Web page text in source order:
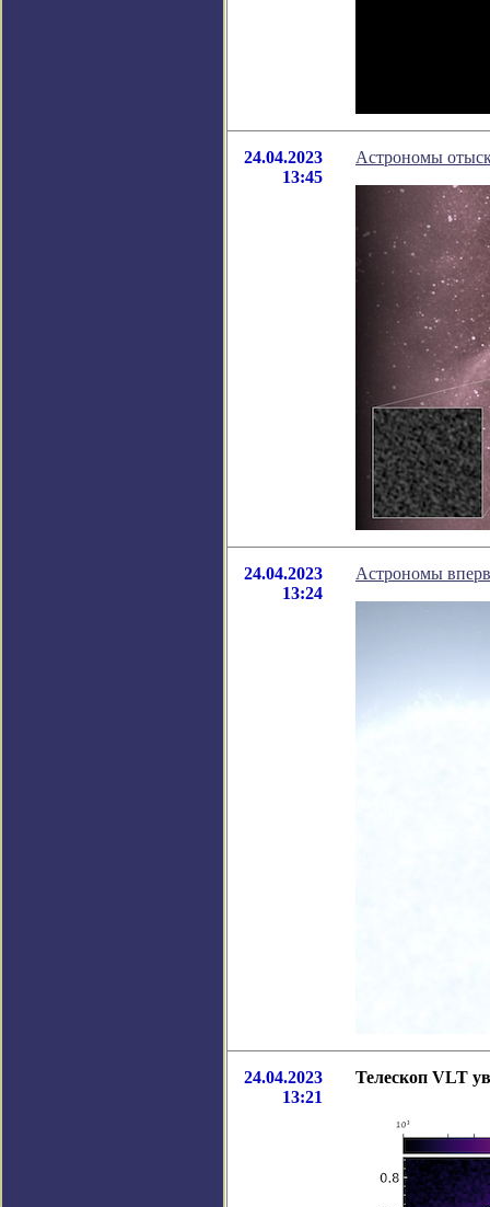
24.04.2023
13:45
Астрономы
24.04.2023
13:24
Астрономы
24.04.2023
13:21
Телескоп VLT